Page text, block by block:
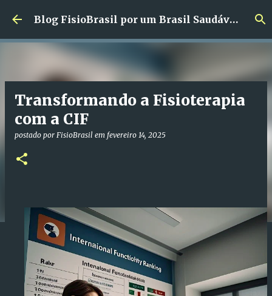
Pular para o conteúdo principal Blog FisioBrasil por um Brasil Saudável!!!
Transformando a Fisioterapia
com a CIF
postado por FisioBrasil em fevereiro 14, 2025